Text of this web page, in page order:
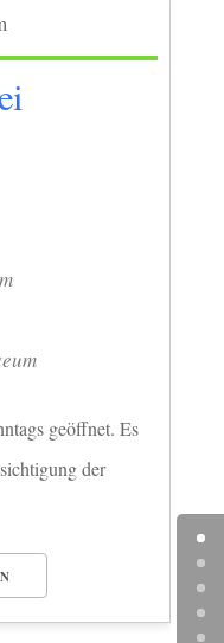
geöffnet. Es
der